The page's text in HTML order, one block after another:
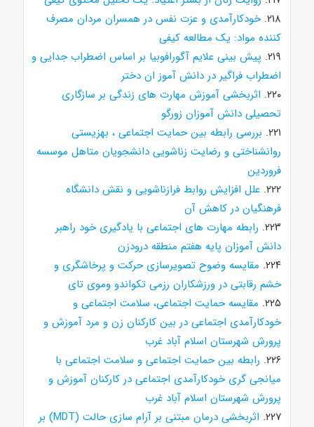
۲۱۸. خودکارآمدی و عزت نفس در همسران مردان مصرف
کننده مواد: یک مطالعه کیفی
۲۱۹. پیش بینی علایم آگورافوبیا بر اساس اضطراب جدایی و
اضطراب فراگیر در دانش آموز ان دختر
۲۲۰. اثربخشی آموزش مهارت های زندگی بر سازگاری
تحصیلی دانش آموزان زورگو
۲۲۱. بررسی رابطه بین حمایت اجتماعی ، بهزیستی
روانشناختی و رضایت زناشویی دانشجویان متاهل موسسه
فروردین
۲۲۲. علل افزایش روابط فرازناشویی و نقش دانشگاه
فرهنگیان در کاهش آن
۲۲۳. رابطه مهارت های اجتماعی با یادگیری خود راهبر
دانش آموزان پایه هفتم منطقه درودزن
۲۲۴. مقایسه وضوح تصویرسازی حرکت و پرخاشگری و
خشم رقابتی در ورزشکاران رزمی تکواندو وموی تای
۲۲۵. مقایسه حمایت اجتماعی، سلامت اجتماعی و
خودکارآمدی اجتماعی در بین کارکنان زن و مرد آموزش و
پرورش شهرستان اسلام آباد غرب
۲۲۶. رابطه بین حمایت اجتماعی و سلامت اجتماعی با
میانجی گری خودکارآمدی اجتماعی در کارکنان آموزش و
پرورش شهرستان اسلام آباد غرب
۲۲۷.
اثربخشی درمان مبتنی بر آرام سازی حالت (MDT) بر